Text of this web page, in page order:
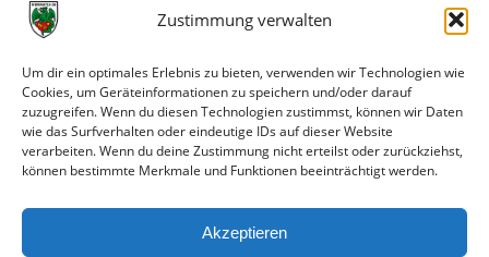
Zustimmung verwalten
Um dir ein optimales Erlebnis zu bieten, verwenden wir Technologien wie
Cookies, um Geräteinformationen zu speichern und/oder darauf
zuzugreifen. Wenn du diesen Technologien zustimmst, können wir Daten
wie das Surfverhalten oder eindeutige IDs auf dieser Website
verarbeiten. Wenn du deine Zustimmung nicht erteilst oder zurückziehst,
können bestimmte Merkmale und Funktionen beeinträchtigt werden.
Akzeptieren
0:1 Becker (5.)
0:2 S. Zelt (7.)
2:2 Mackert (45.)
3:2 Götz (56.)
4:2 Stulin (85.)
Alle bisherigen Partien der beiden Mannschaften